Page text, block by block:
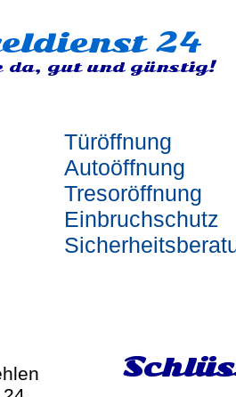
24
da, gut und günstig!
Türöffnung
Autoöffnung
Tresoröffnung
Einbruchschutz